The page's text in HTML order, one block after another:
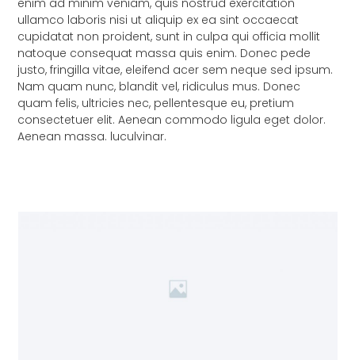
enim ad minim veniam, quis nostrud exercitation
ullamco laboris nisi ut aliquip ex ea sint occaecat
cupidatat non proident, sunt in culpa qui officia mollit
natoque consequat massa quis enim. Donec pede
justo, fringilla vitae, eleifend acer sem neque sed ipsum.
Nam quam nunc, blandit vel, ridiculus mus. Donec
quam felis, ultricies nec, pellentesque eu, pretium
consectetuer elit. Aenean commodo ligula eget dolor.
Aenean massa. luculvinar.